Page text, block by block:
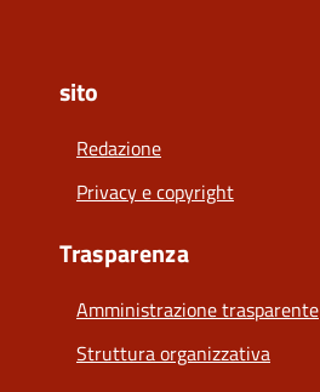
sito
Redazione
Privacy e copyright
Trasparenza
Amministrazione trasparente
Struttura organizzativa